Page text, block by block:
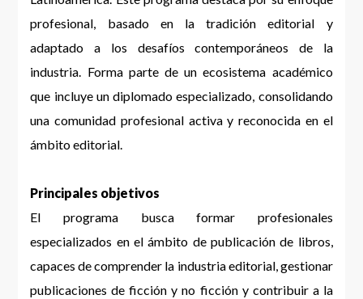
profesional, basado en la tradición editorial y
adaptado a los desafíos contemporáneos de la
industria. Forma parte de un ecosistema académico
que incluye un diplomado especializado, consolidando
una comunidad profesional activa y reconocida en el
ámbito editorial.
Principales objetivos
El programa busca formar profesionales
especializados en el ámbito de publicación de libros,
capaces de comprender la industria editorial, gestionar
publicaciones de ficción y no ficción y contribuir a la